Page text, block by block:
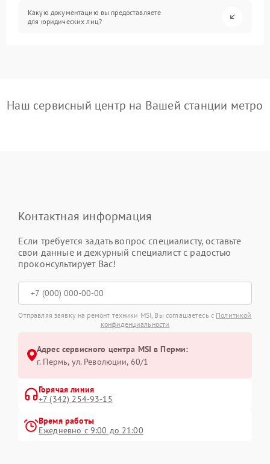
Какую документацию вы предоставляете
для юридических лиц?
Наш сервисный центр на Вашей станции метро
Контактная информация
Если требуется задать вопрос специалисту, оставьте
свои данные и дежурный специалист с радостью
проконсультирует Вас!
Отправляя заявку на ремонт техники MSI, Вы соглашаетесь с Политикой
конфиденциальности
Адрес сервисного центра MSI в Перми:
г. Пермь, ул. ​Революции, 60/1
Горячая линия
+7 (342) 254-93-15
Время работы
Ежедневно с 9:00 до 21:00